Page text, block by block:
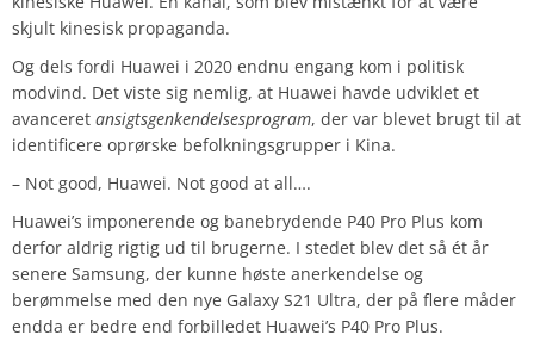
skjult kinesisk propaganda.
Og dels fordi Huawei i 2020 endnu engang kom i politisk
modvind. Det viste sig nemlig, at Huawei havde udviklet et
avanceret ansigtsgenkendelsesprogram, der var blevet brugt til at
identificere oprørske befolkningsgrupper i Kina.
– Not good, Huawei. Not good at all….
Huawei’s imponerende og banebrydende P40 Pro Plus kom
derfor aldrig rigtig ud til brugerne. I stedet blev det så ét år
senere Samsung, der kunne høste anerkendelse og
berømmelse med den nye Galaxy S21 Ultra, der på flere måder
endda er bedre end forbilledet Huawei’s P40 Pro Plus.